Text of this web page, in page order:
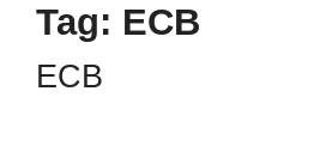
Tag: ECB
ECB